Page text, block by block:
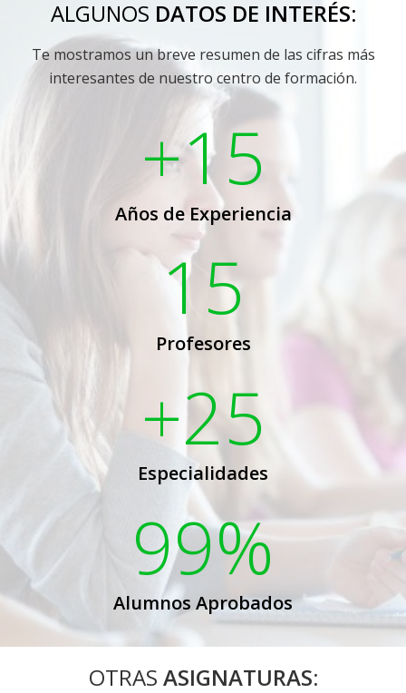
ALGUNOS DATOS DE INTERÉS:
Te mostramos un breve resumen de las cifras más
interesantes de nuestro centro de formación.
+15
Años de Experiencia
15
Profesores
+25
Especialidades
99%
Alumnos Aprobados
OTRAS ASIGNATURAS: